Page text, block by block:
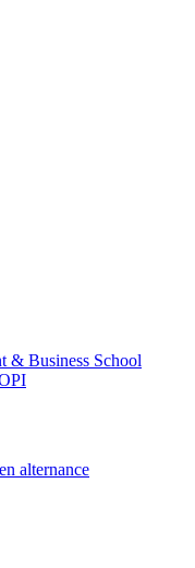
& Business School
alternance